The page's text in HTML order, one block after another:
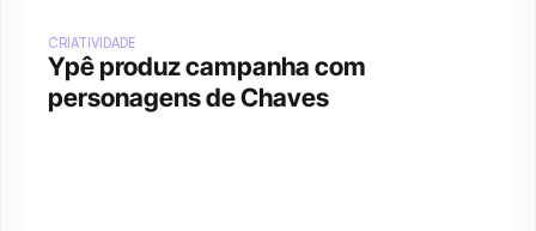
CRIATIVIDADE
Ypê produz campanha com
personagens de Chaves